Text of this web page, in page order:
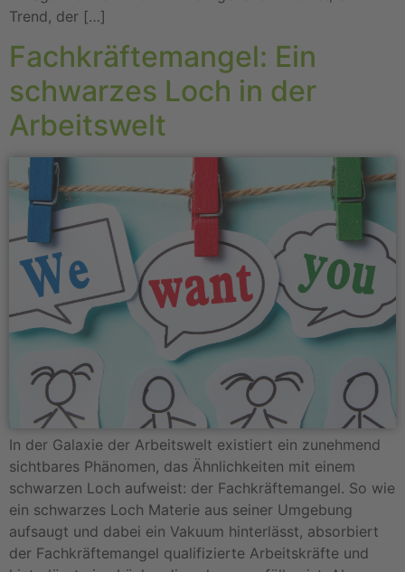
Trend, der […]
Fachkräftemangel: Ein
schwarzes Loch in der
Arbeitswelt
In der Galaxie der Arbeitswelt existiert ein zunehmend
sichtbares Phänomen, das Ähnlichkeiten mit einem
schwarzen Loch aufweist: der Fachkräftemangel. So wie
ein schwarzes Loch Materie aus seiner Umgebung
aufsaugt und dabei ein Vakuum hinterlässt, absorbiert
der Fachkräftemangel qualifizierte Arbeitskräfte und